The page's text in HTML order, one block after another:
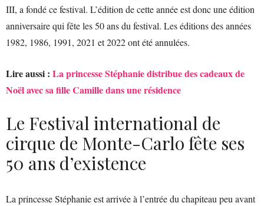
III, a fondé ce festival. L’édition de cette année est donc une édition
anniversaire qui fête les 50 ans du festival. Les éditions des années
1982, 1986, 1991, 2021 et 2022 ont été annulées.
Lire aussi : La princesse Stéphanie distribue des cadeaux de
Noël avec sa fille Camille dans une résidence
Le Festival international de
cirque de Monte-Carlo fête ses
50 ans d’existence
La princesse Stéphanie est arrivée à l’entrée du chapiteau peu avant